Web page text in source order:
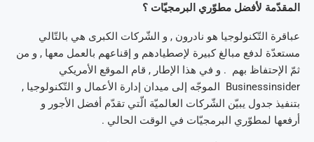
المقدّمة لأفضل مطوّري البرمجيّات ؟
عباقرة التّكنولوجيا هو نادرون , و الشّركات الكبرى هي بالتّالي
مستعدّة لدفع مبالغ كبيرة لإصطيادهم و إقناعهم بالعمل معها , و من
ثمّ الإحتفاظ بهم . و في هذا الإطار , قام الموقع الأمريكي
Businessinsider الموجّه إلى ميدان إدارة الأعمال و التّكنولوجيا ,
بتنفيذ جدول يبيّن الشّركات العالميّة الّتي تقدّم أفضل الأجور و
أرفعها لمطوّري البرمجيّات في الوقت الحالي .